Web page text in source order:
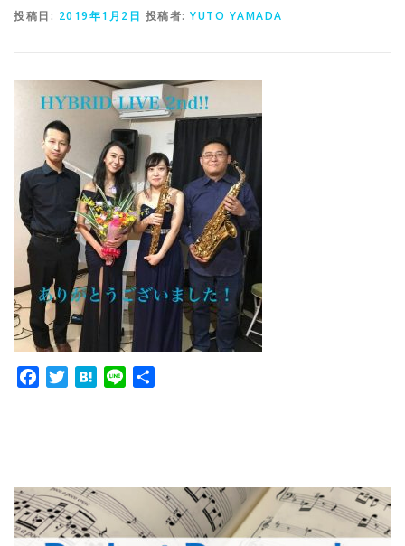
投稿日: 2019年1月2日 投稿者: YUTO YAMADA
FacebookTwitterHatena
Line